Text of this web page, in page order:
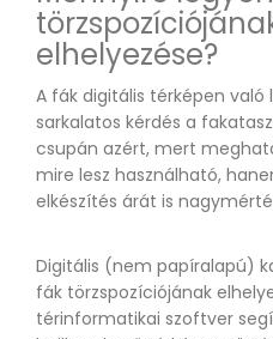
elhelyezése?
A fák digitális térképen való
sarkalatos kérdés a
csupán azért, mert
mire lesz használható,
elkészítés árát is
Digitális (nem papíralapú)
fák törzspozíciójának
térinformatikai szoftver